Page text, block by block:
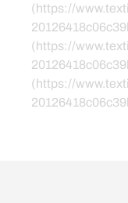
(https://
(https://
(https://